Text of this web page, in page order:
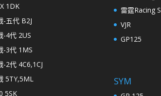
1DK
-五代 B2J
-4代 2US
-3代 1MS
-2代 4C6,1CJ
5TY,5ML
5SK
雷霆Racing S
VJR
GP125
SYM